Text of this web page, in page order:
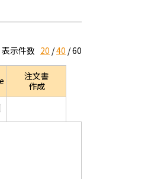
表示件数 20 40 60
注文書
作成